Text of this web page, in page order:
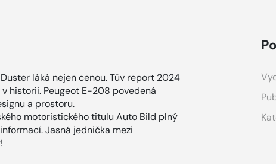
láká nejen cenou. Tüv report 2024
historii. Peugeot E-208 povedená
a prostoru.
motoristického titulu Auto Bild plný
Jasná jednička mezi